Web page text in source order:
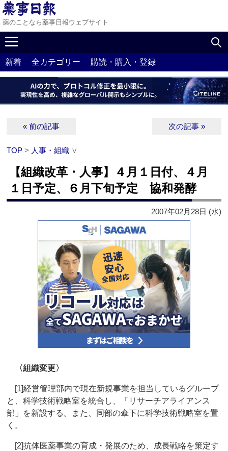
薬のことなら薬事日報ウェブサイト
新着 全カテゴリー 購読・購入・登録
« 前の記事 次の記事 »
TOP > 人事・組織 ∨
【組織改革・人事】４月１日付、４月
１日予定、６月下旬予定 協和発酵
2007年02月28日 (水)
〈組織変更〉
[1]経営管理部内で現在新規事業を担当しているグループ
と、科学技術戦略室を統合し、「リサーチアライアンス
部」を新設する。また、同部の傘下に科学技術戦略室を置
く。
[2]抗体医薬事業の育成・発展のため、成長戦略を策定す